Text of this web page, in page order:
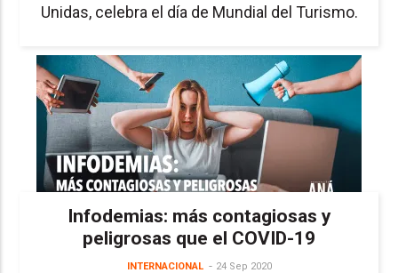
Unidas, celebra el día de Mundial del Turismo.
Infodemias: más contagiosas y
peligrosas que el COVID-19
INTERNACIONAL 24 Sep 2020